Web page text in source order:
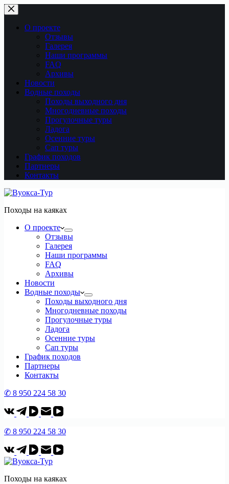
Перейти
к
сути
О проекте
Отзывы
Галерея
Наши программы
FAQ
Архивы
Новости
Водные походы
Походы выходного дня
Многодневные походы
Прогулочные туры
Ладога
Осенние туры
Сап туры
График походов
Партнеры
Контакты
Походы на каяках
О проекте
Отзывы
Галерея
Наши программы
FAQ
Архивы
Новости
Водные походы
Походы выходного дня
Многодневные походы
Прогулочные туры
Ладога
Осенние туры
Сап туры
График походов
Партнеры
Контакты
✆ 8 950 224 58 30
✆ 8 950 224 58 30
Походы на каяках